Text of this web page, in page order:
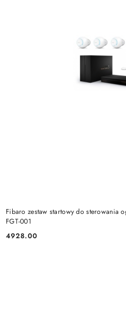
Fibaro zestaw startowy do sterowania
FGT-001
Cena:
4928.00